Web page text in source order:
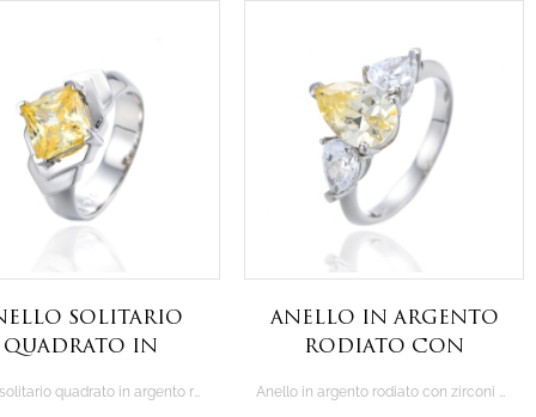
solitario
quadrato in
zirconi gialliAnello solitario quadrato in argento rodiato con zirconi gialli quadrati
Anello in argento
rodiato con
canarino a forma diAnello in argento rodiato con zirconi color canarino a forma di pera